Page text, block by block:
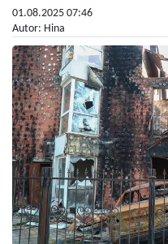
01.08.2025 07:46
Autor: Hina